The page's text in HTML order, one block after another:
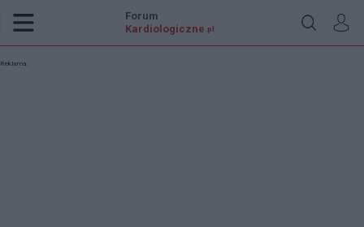
Forum
Kardiologiczne .pl
Reklama: